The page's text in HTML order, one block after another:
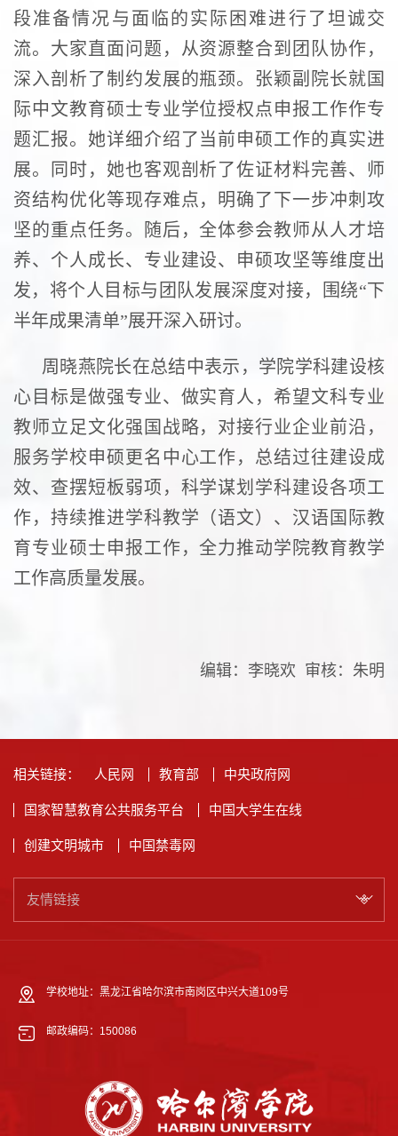
段准备情况与面临的实际困难进行了坦诚交
流。大家直面问题，从资源整合到团队协作，
深入剖析了制约发展的瓶颈。张颖副院长就国
际中文教育硕士专业学位授权点申报工作作专
题汇报。她详细介绍了当前申硕工作的真实进
展。同时，她也客观剖析了佐证材料完善、师
资结构优化等现存难点，明确了下一步冲刺攻
坚的重点任务。随后，全体参会教师从人才培
养、个人成长、专业建设、申硕攻坚等维度出
发，将个人目标与团队发展深度对接，围绕“下
半年成果清单”展开深入研讨。
周晓燕院长在总结中表示，学院学科建设核
心目标是做强专业、做实育人，希望文科专业
教师立足文化强国战略，对接行业企业前沿，
服务学校申硕更名中心工作，总结过往建设成
效、查摆短板弱项，科学谋划学科建设各项工
作，持续推进学科教学（语文）、汉语国际教
育专业硕士申报工作，全力推动学院教育教学
工作高质量发展。
编辑：李晓欢 审核：朱明
相关链接： 人民网 教育部 中央政府网
国家智慧教育公共服务平台 中国大学生在线
创建文明城市 中国禁毒网
友情链接
学校地址：黑龙江省哈尔滨市南岗区中兴大道109号
邮政编码：150086